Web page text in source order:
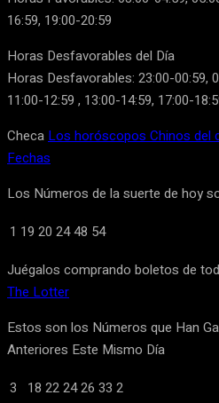
16:59, 19:00-20:59
Horas Desfavorables del Día
Horas Desfavorables: 23:00-00:59,
11:00-12:59 , 13:00-14:59, 17:00-
Checa Los horóscopos Chinos del
Fechas
Los Números de la suerte de hoy
1 19 20 2448 54
Juégalos comprando boletos de
The Lotter
Estos son los Números que Han
Anteriores Este Mismo Día
3
18 222426 33 2